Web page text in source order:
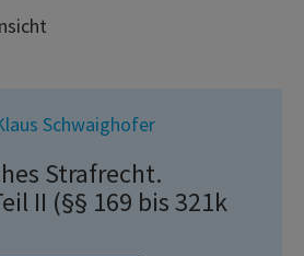
Schwaighofer
Strafrecht.
II (§§ 169 bis 321k